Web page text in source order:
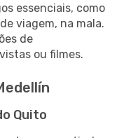
essenciais, como
viagem, na mala.
de
ou filmes.
Quito